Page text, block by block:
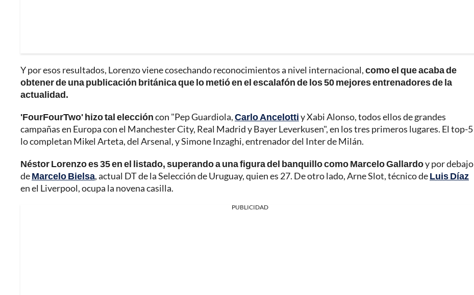
Y por esos resultados, Lorenzo viene cosechando reconocimientos a nivel internacional,como el que acaba de
obtener de una publicación británica que lo metió en el escalafón de los 50 mejores entrenadores de la
actualidad.
'FourFourTwo' hizo tal eleccióncon "Pep Guardiola,Carlo Ancelottiy Xabi Alonso, todos ellos de grandes
campañas en Europa con el Manchester City, Real Madrid y Bayer Leverkusen", en los tres primeros lugares. El top-5
lo completan Mikel Arteta, del Arsenal, y Simone Inzaghi, entrenador del Inter de Milán.
Néstor Lorenzo es 35 en el listado, superando a una figura del banquillo como Marcelo Gallardoy por debajo
deMarcelo Bielsa, actual DT de la Selección de Uruguay, quien es 27. De otro lado, Arne Slot, técnico deLuis Díaz
en el Liverpool, ocupa la novena casilla.
PUBLICIDAD